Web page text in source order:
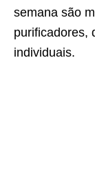
semana são
purificadores,
individuais.